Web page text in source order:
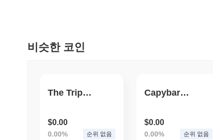
18.98%
비슷한 코인
The Trippy GPT
$0.00
0.00% 순위 없음
Capybara Coin
$0.00
0.00% 순위 없음